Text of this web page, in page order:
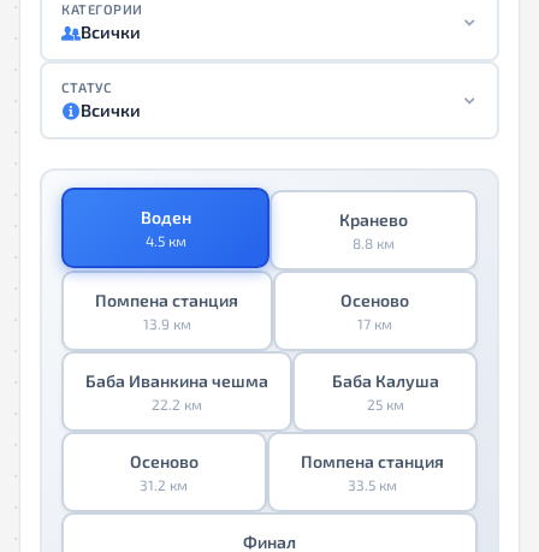
КАТЕГОРИИ
Всички
СТАТУС
Всички
Воден
4.5 км
Кранево
8.8 км
Помпена станция
13.9 км
Осеново
17 км
Баба Иванкина чешма
22.2 км
Баба Калуша
25 км
Осеново
31.2 км
Помпена станция
33.5 км
Финал